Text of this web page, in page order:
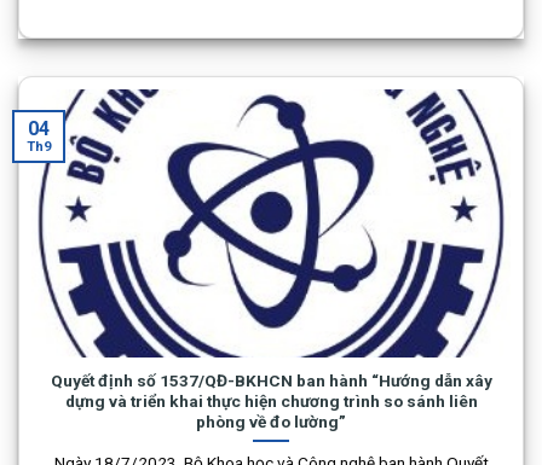
Quyết định số 1537/QĐ-BKHCN ban hành “Hướng dẫn xây
dựng và triển khai thực hiện chương trình so sánh liên
phòng về đo lường”
04
Th9